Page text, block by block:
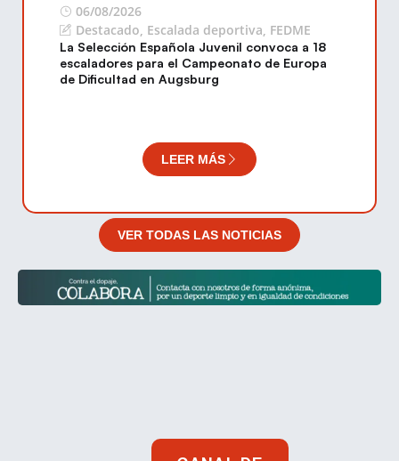
06/08/2026
Destacado Escalada deportiva FEDME
La Selección Española Juvenil convoca a 18
escaladores para el Campeonato de Europa
de Dificultad en Augsburg
LEER MÁS
VER TODAS LAS NOTICIAS